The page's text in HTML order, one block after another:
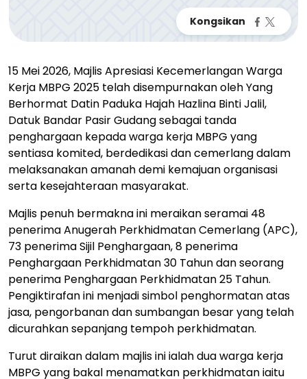
15 Mei 2026, Majlis Apresiasi Kecemerlangan Warga
Kerja MBPG 2025 telah disempurnakan oleh Yang
Berhormat Datin Paduka Hajah Hazlina Binti Jalil,
Datuk Bandar Pasir Gudang sebagai tanda
penghargaan kepada warga kerja MBPG yang
sentiasa komited, berdedikasi dan cemerlang dalam
melaksanakan amanah demi kemajuan organisasi
serta kesejahteraan masyarakat.
Majlis penuh bermakna ini meraikan seramai 48
penerima Anugerah Perkhidmatan Cemerlang (APC),
73 penerima Sijil Penghargaan, 8 penerima
Penghargaan Perkhidmatan 30 Tahun dan seorang
penerima Penghargaan Perkhidmatan 25 Tahun.
Pengiktirafan ini menjadi simbol penghormatan atas
jasa, pengorbanan dan sumbangan besar yang telah
dicurahkan sepanjang tempoh perkhidmatan.
Turut diraikan dalam majlis ini ialah dua warga kerja
MBPG yang bakal menamatkan perkhidmatan iaitu